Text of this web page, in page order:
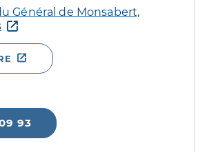
Général de Monsabert,
93